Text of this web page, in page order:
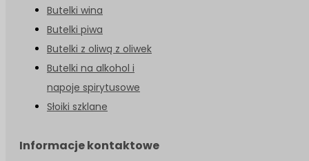
Butelki wina
Butelki piwa
Butelki z oliwą z oliwek
Butelki na alkohol i
napoje spirytusowe
Słoiki szklane
Informacje kontaktowe